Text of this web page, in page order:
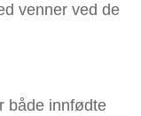
venner ved de
både innfødte